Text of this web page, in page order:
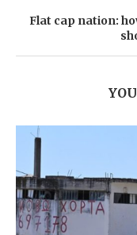
Flat cap nation: